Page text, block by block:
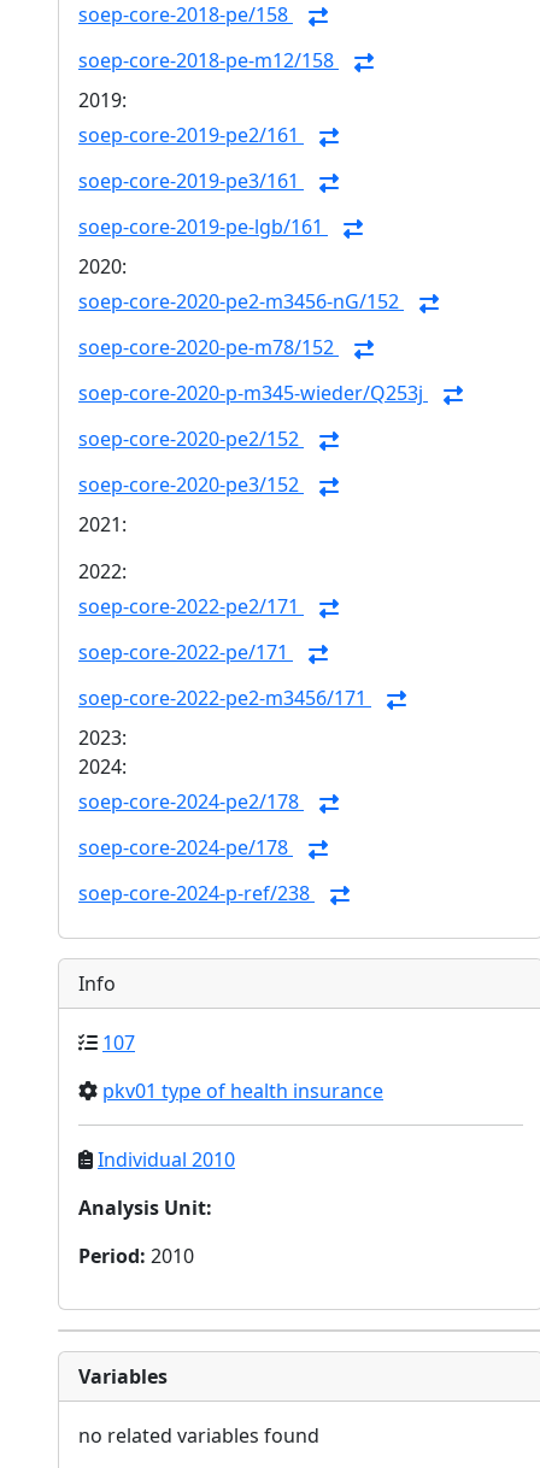
soep-core-2018-pe/158
soep-core-2018-pe-m12/158
2019:
soep-core-2019-pe2/161
soep-core-2019-pe3/161
soep-core-2019-pe-lgb/161
2020:
soep-core-2020-pe2-m3456-nG/152
soep-core-2020-pe-m78/152
soep-core-2020-p-m345-wieder/Q253j
soep-core-2020-pe2/152
soep-core-2020-pe3/152
2021:
2022:
soep-core-2022-pe2/171
soep-core-2022-pe/171
soep-core-2022-pe2-m3456/171
2023:
2024:
soep-core-2024-pe2/178
soep-core-2024-pe/178
soep-core-2024-p-ref/238
Info
107
pkv01 type of health insurance
Individual 2010
Analysis Unit:
Period: 2010
Variables
no related variables found